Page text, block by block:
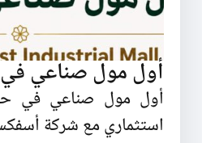
أول مول صناعي
أول مول صناعي في
استثماري مع شركة